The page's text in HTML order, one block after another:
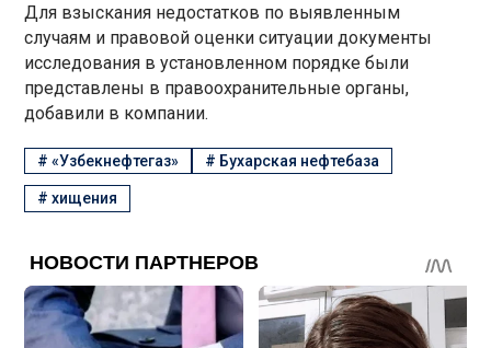
Для взыскания недостатков по выявленным
случаям и правовой оценки ситуации документы
исследования в установленном порядке были
представлены в правоохранительные органы,
добавили в компании.
#«Узбекнефтегаз» # Бухарская нефтебаза
#хищения